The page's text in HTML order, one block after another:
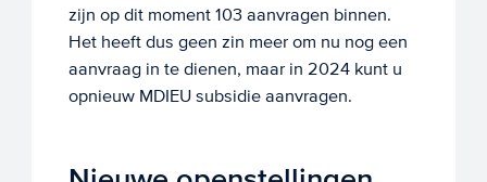
zijn op dit moment 103 aanvragen binnen.
Het heeft dus geen zin meer om nu nog een
aanvraag in te dienen, maar in 2024 kunt u
opnieuw MDIEU subsidie aanvragen.